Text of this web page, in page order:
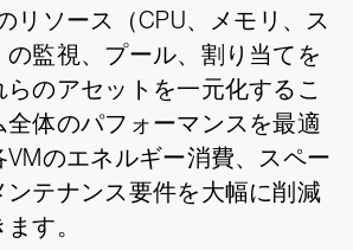
リソース（CPU、メモリ、ス
の監視、プール、割り当てを
のアセットを一元化するこ
全体のパフォーマンスを最適
のエネルギー消費、スペー
ンテナンス要件を大幅に削減
す。